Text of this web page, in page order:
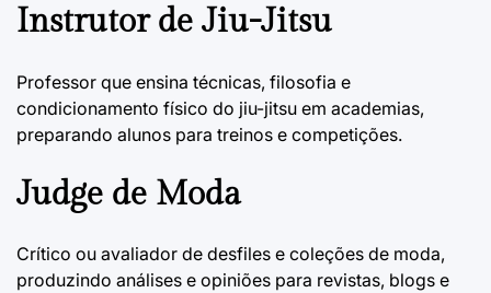
Instrutor de Jiu-Jitsu
Professor que ensina técnicas, filosofia e
condicionamento físico do jiu-jitsu em academias,
preparando alunos para treinos e competições.
Judge de Moda
Crítico ou avaliador de desfiles e coleções de moda,
produzindo análises e opiniões para revistas, blogs e